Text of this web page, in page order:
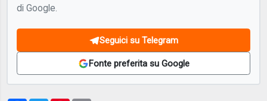
di Google.
Seguici su Telegram
Fonte preferita su Google